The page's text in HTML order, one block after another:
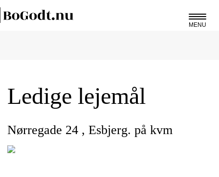
Ledige lejemål
Nørregade 24 , Esbjerg. på kvm
MENU